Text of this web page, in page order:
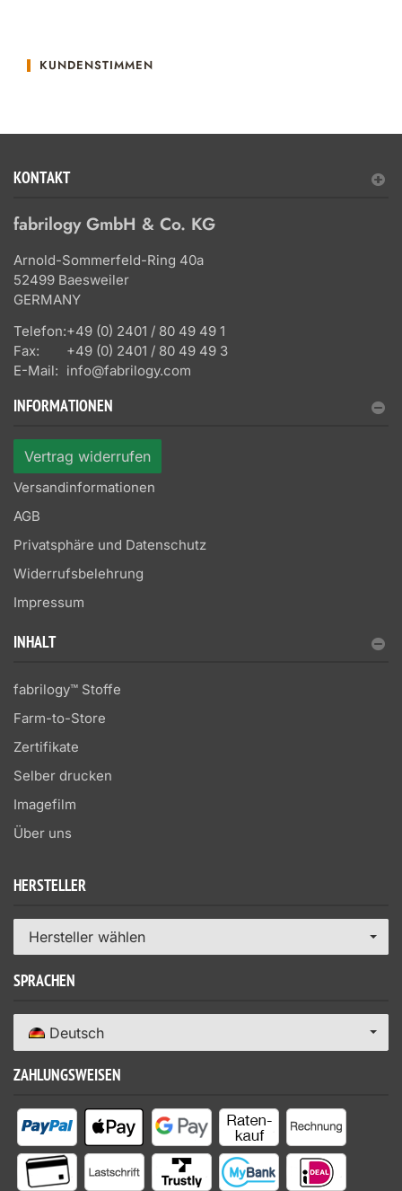
KUNDENSTIMMEN
KONTAKT
fabrilogy GmbH & Co. KG
Arnold-Sommerfeld-Ring 40a
52499 Baesweiler
GERMANY
Telefon:+49 (0) 2401 / 80 49 49 1
Fax:
+49 (0) 2401 / 80 49 49 3
E-Mail: info@fabrilogy.com
INFORMATIONEN
Vertrag widerrufen
Versandinformationen
AGB
Privatsphäre und Datenschutz
Widerrufsbelehrung
Impressum
INHALT
fabrilogy™ Stoffe
Farm-to-Store
Zertifikate
Selber drucken
Imagefilm
Über uns
HERSTELLER
Hersteller wählen
SPRACHEN
Deutsch
ZAHLUNGSWEISEN